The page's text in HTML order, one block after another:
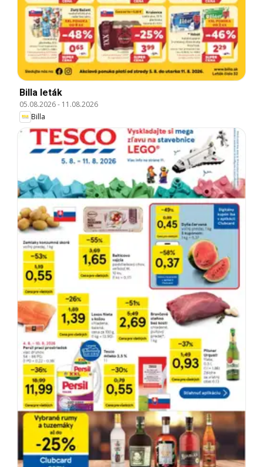
Billa leták
05.08.2026- 11.08.2026
Billa